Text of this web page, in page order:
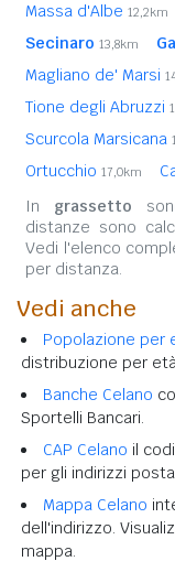
Massa d'Albe 12,2km
Secinaro 13,8km
Magliano de' Marsi
Tione degli Abruzzi
Scurcola Marsicana
Ortucchio 17,0km
In grassetto
distanze sono
Vedi l'elenco
per distanza.
Vedi anche
Popolazione per
distribuzione per
Banche Celano
Sportelli Bancari.
CAP Celano il
per gli indirizzi
Mappa Celano
dell'indirizzo.
mappa.